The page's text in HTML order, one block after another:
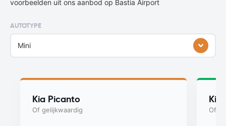
voorbeelden uit ons aanbod op Bastia Airport
AUTOTYPE
Mini
Kia Picanto
Of gelijkwaardig
Kia
Of